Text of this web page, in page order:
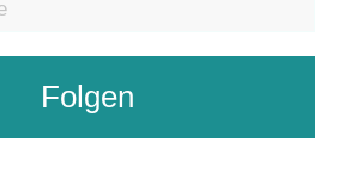
Folgen